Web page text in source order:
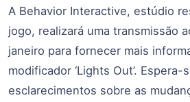
A Behavior Interactive, estúdio
jogo, realizará uma transmissão
janeiro para fornecer mais
modificador ‘Lights Out’.
esclarecimentos sobre as